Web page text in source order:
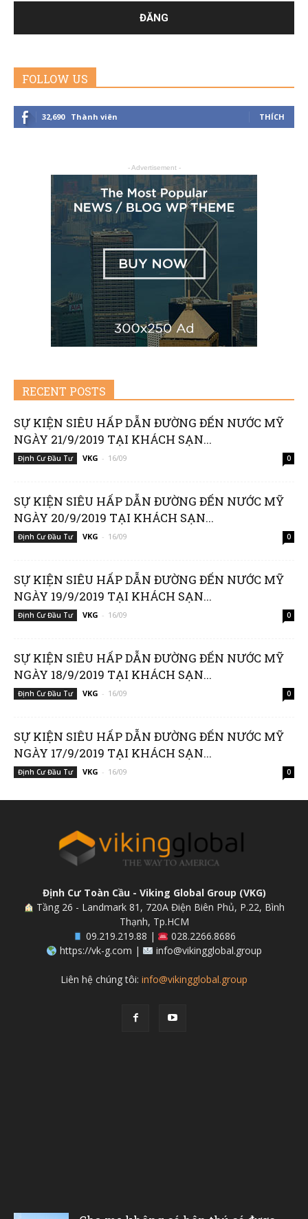
FOLLOW US
32,690 Thành viên THÍCH
- Advertisement -
RECENT POSTS
SỰ KIỆN SIÊU HẤP DẪN ĐƯỜNG ĐẾN NƯỚC MỸ
NGÀY 21/9/2019 TẠI KHÁCH SẠN...
Định Cư Đầu Tư VKG - 16/09 0
SỰ KIỆN SIÊU HẤP DẪN ĐƯỜNG ĐẾN NƯỚC MỸ
NGÀY 20/9/2019 TẠI KHÁCH SẠN...
Định Cư Đầu Tư VKG - 16/09 0
SỰ KIỆN SIÊU HẤP DẪN ĐƯỜNG ĐẾN NƯỚC MỸ
NGÀY 19/9/2019 TẠI KHÁCH SẠN...
Định Cư Đầu Tư VKG - 16/09 0
SỰ KIỆN SIÊU HẤP DẪN ĐƯỜNG ĐẾN NƯỚC MỸ
NGÀY 18/9/2019 TẠI KHÁCH SẠN...
Định Cư Đầu Tư VKG - 16/09 0
SỰ KIỆN SIÊU HẤP DẪN ĐƯỜNG ĐẾN NƯỚC MỸ
NGÀY 17/9/2019 TẠI KHÁCH SẠN...
Định Cư Đầu Tư VKG - 16/09 0
Định Cư Toàn Cầu - Viking Global Group (VKG)
Tầng 26 - Landmark 81, 720A Điện Biên Phủ, P.22, Bình
Thạnh, Tp.HCM
09.219.219.88 |
028.2266.8686
https://vk-g.com |
info@vikingglobal.group
Liên hệ chúng tôi: info@vikingglobal.group